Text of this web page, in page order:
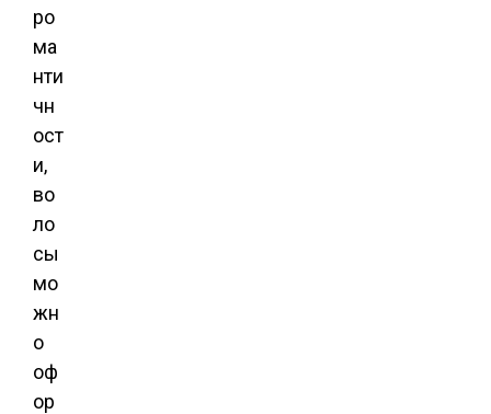
ро
ма
нти
чн
ост
и,
во
ло
сы
мо
жн
о
оф
ор